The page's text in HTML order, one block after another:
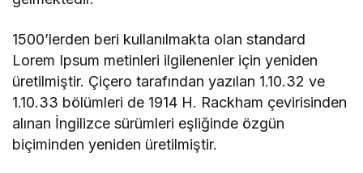
1500’lerden beri kullanılmakta olan standard
Lorem Ipsum metinleri ilgilenenler için yeniden
üretilmiştir. Çiçero tarafından yazılan 1.10.32 ve
1.10.33 bölümleri de 1914 H. Rackham çevirisinden
alınan İngilizce sürümleri eşliğinde özgün
biçiminden yeniden üretilmiştir.